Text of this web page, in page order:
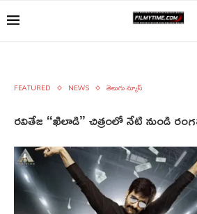
FEATURED NEWS తెలుగు న్యూస్
రవితేజ “ఖిలాడి” చిత్రంలో నేటి నుండి